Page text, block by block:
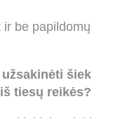
ir be papildomų
šiek
tiesų reikės?